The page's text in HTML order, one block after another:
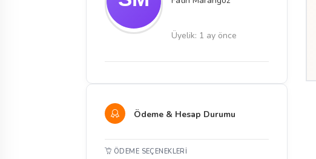
Üyelik: 1 ay önce
Ödeme & Hesap Durumu
ÖDEME SEÇENEKLERI